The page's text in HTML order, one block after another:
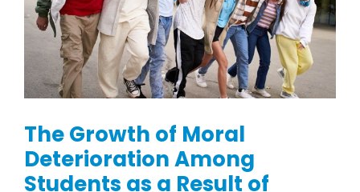
The Growth of Moral
Deterioration Among
Students as a Result of